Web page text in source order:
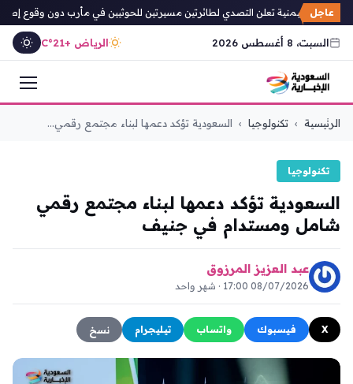
عاجل
الدفاع اليمنية تعلن التصدي لطائرتين مسيرتين للحوثيين في مأرب دون وقوع إصابات
السبت، 8 أغسطس 2026 الرياض +21°C
التجاوز
الرئيسية › تكنولوجيا › السعودية تؤكد دعمها لبناء مجتمع رقمي...
تكنولوجيا
السعودية تؤكد دعمها لبناء مجتمع رقمي
شامل ومستدام في جنيف
عبد العزيز المرزوق
08/07/2026 17:00 · شهر واحد
X فيسبوك واتساب تيليجرام نسخ